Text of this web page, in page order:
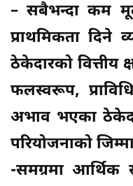
– सबैभन्दा कम
प्राथमिकता दिने
ठेकेदारको वित्तीय
फलस्वरूप,
अभाव भएका
परियोजनाको
-समग्रमा आर्थिक